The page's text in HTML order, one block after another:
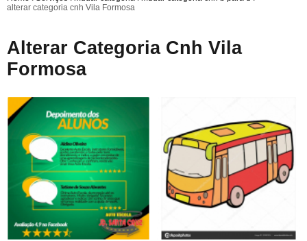
alterar categoria cnh Vila Formosa
Alterar Categoria Cnh Vila
Formosa